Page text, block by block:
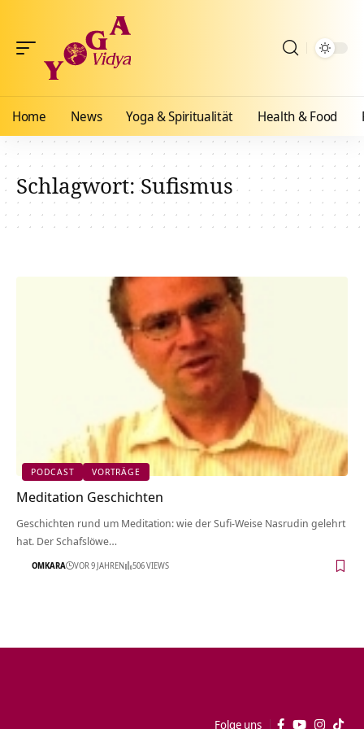
Home News Yoga & Spiritualität Health & Food
Schlagwort:Sufismus
PODCAST VORTRÄGE
Meditation Geschichten
Geschichten rund um Meditation: wie der Sufi-Weise Nasrudin gelehrt
hat. Der Schafslöwe…
OMKARA VOR 9 JAHREN 506 VIEWS
Folge uns